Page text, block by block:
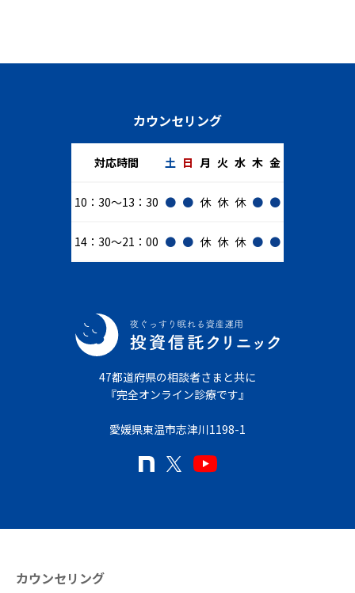
カウンセリング
対応時間 土 日 月 火 水 木 金
10：30～13：30 ● ● 休 休 休 ● ●
14：30～21：00 ● ● 休 休 休 ● ●
47都道府県の相談者さまと共に
『完全オンライン診療です』
愛媛県東温市志津川1198-1
カウンセリング